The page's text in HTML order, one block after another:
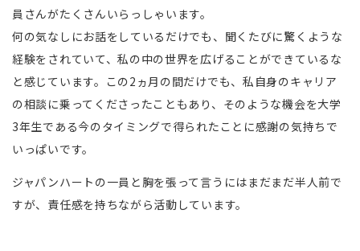
員さんがたくさんいらっしゃいます。
何の気なしにお話をしているだけでも、聞くたびに驚くような
経験をされていて、私の中の世界を広げることができているな
と感じています。この2ヵ月の間だけでも、私自身のキャリア
の相談に乗ってくださったこともあり、そのような機会を大学
3年生である今のタイミングで得られたことに感謝の気持ちで
いっぱいです。
ジャパンハートの一員と胸を張って言うにはまだまだ半人前で
すが、責任感を持ちながら活動しています。